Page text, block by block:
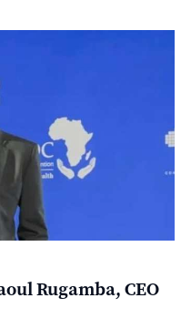
Rugamba, CEO